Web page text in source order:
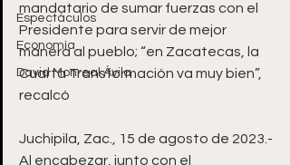
Espectáculos
Economía
David Monreal Ávila
mandatario de sumar fuerzas con el
Presidente para servir de mejor
manera al pueblo; “en Zacatecas, la
Cuarta Transformación va muy bien”,
recalcó
Juchipila, Zac., 15 de agosto de 2023.-
Al encabezar, junto con el